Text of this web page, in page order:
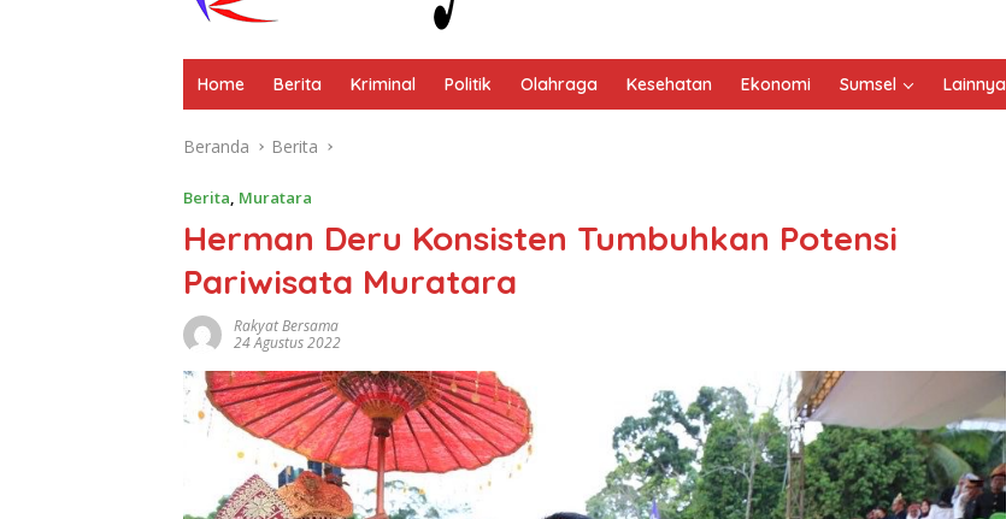
Home Berita Kriminal Politik Olahraga Kesehatan Ekonomi Sumsel Lainnya
Beranda Berita
Berita, Muratara
Herman Deru Konsisten Tumbuhkan Potensi
Pariwisata Muratara
Rakyat Bersama
24 Agustus 2022